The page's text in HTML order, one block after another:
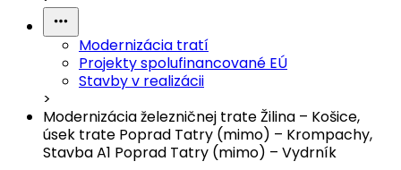
Modernizácia tratí
Projekty spolufinancované EÚ
Stavby v realizácii
>
Modernizácia železničnej trate Žilina – Košice,
úsek trate Poprad Tatry (mimo) – Krompachy,
Stavba A1 Poprad Tatry (mimo) – Vydrník